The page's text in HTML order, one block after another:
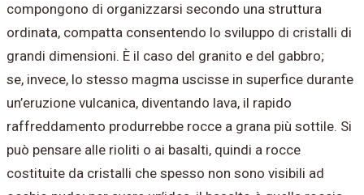
compongono di organizzarsi secondo una struttura
ordinata, compatta consentendo lo sviluppo di cristalli di
grandi dimensioni. È il caso del granito e del gabbro;
se, invece, lo stesso magma uscisse in superfice durante
un’eruzione vulcanica, diventando lava, il rapido
raffreddamento produrrebbe rocce a grana più sottile. Si
può pensare alle rioliti o ai basalti, quindi a rocce
costituite da cristalli che spesso non sono visibili ad